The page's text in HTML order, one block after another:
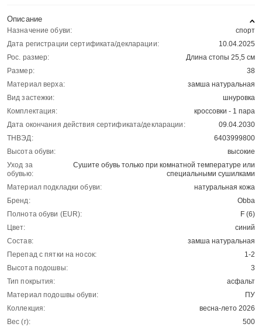
Описание
Назначение обуви:
спорт
Дата регистрации сертификата/декларации:
10.04.2025
Рос. размер:
Длина стопы 25,5 см
Размер:
38
Материал верха:
замша натуральная
Вид застежки:
шнуровка
Комплектация:
кроссовки - 1 пара
Дата окончания действия сертификата/декларации:
09.04.2030
ТНВЭД:
6403999800
Высота обуви:
высокие
Уход за
обувью:
Сушите обувь только при комнатной температуре или
специальными сушилками
Материал подкладки обуви:
натуральная кожа
Бренд:
Obba
Полнота обуви (EUR):
F (6)
Цвет:
синий
Состав:
замша натуральная
Перепад с пятки на носок:
1-2
Высота подошвы:
3
Тип покрытия:
асфальт
Материал подошвы обуви:
ПУ
Коллекция:
весна-лето 2026
Вес (г):
500